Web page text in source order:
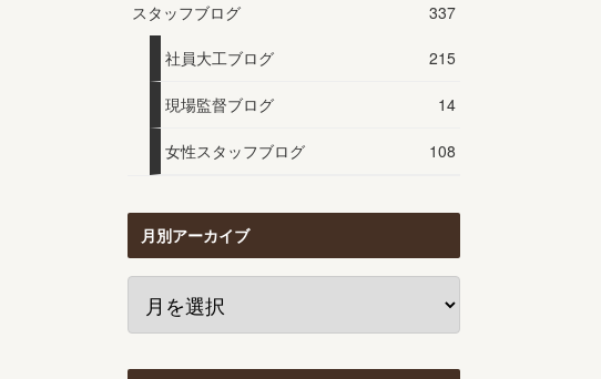
スタッフブログ 337
社員大工ブログ 215
現場監督ブログ 14
女性スタッフブログ 108
月別アーカイブ